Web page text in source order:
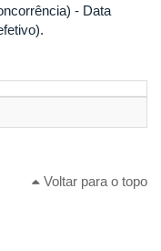
- Data
Voltar para o topo